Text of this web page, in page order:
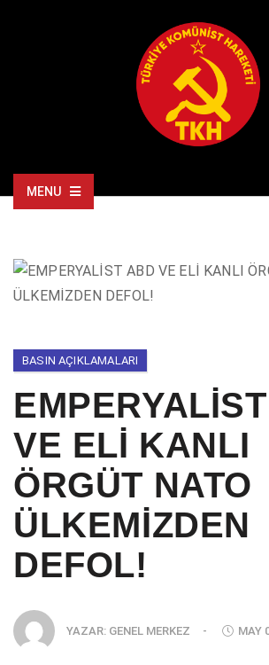
MENU
BASIN AÇIKLAMALARI
VE ELİ KANLI
ÖRGÜT NATO
ÜLKEMİZDEN
DEFOL!
YAZAR: GENEL MERKEZ - MAY